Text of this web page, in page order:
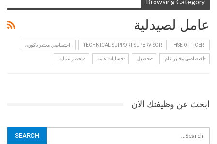
Browsing Category
عامل لصيدلية
-اختصاصي مختبر ذكوره.
-اختصاصي مختبر عام. -تحصيل. -حسابات عامة. -محضر عملية.
ابحث عن وظيفتك الان